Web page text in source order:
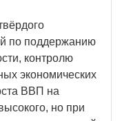
по поддержанию
контролю
экономических
ВВП на
но при